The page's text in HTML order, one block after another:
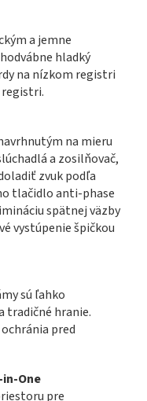
a jemne
hladký
na nízkom registri
na mieru
a zosilňovač,
zvuk podľa
tlačidlo anti-phase
spätnej väzby
vystúpenie špičkou
sú ľahko
tradičné hranie.
pred
One
pre